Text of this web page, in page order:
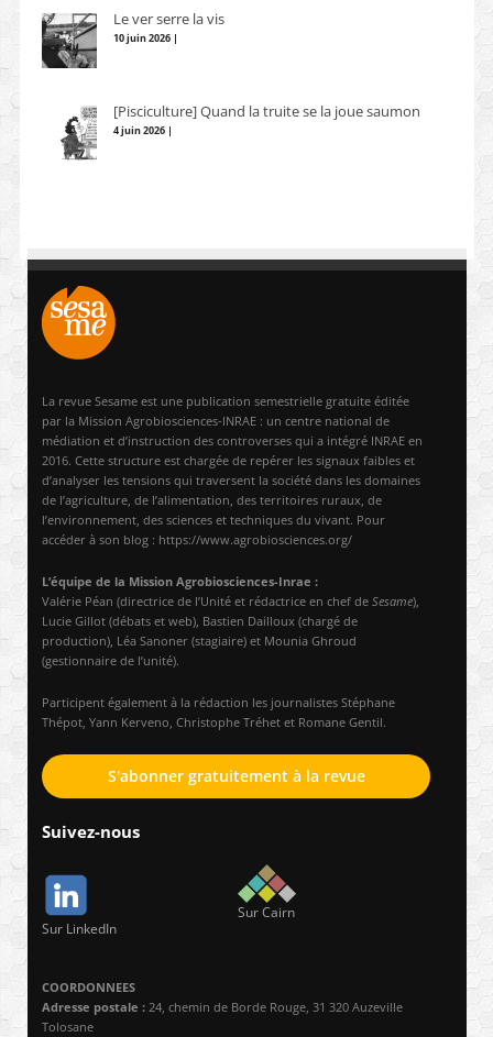
Le ver serre la vis
10 juin 2026 |
[Pisciculture] Quand la truite se la joue saumon
4 juin 2026 |
La revue Sesame est une publication semestrielle gratuite éditée
par la Mission Agrobiosciences-INRAE : un centre national de
médiation et d’instruction des controverses qui a intégré INRAE en
2016. Cette structure est chargée de repérer les signaux faibles et
d’analyser les tensions qui traversent la société dans les domaines
de l’agriculture, de l’alimentation, des territoires ruraux, de
l’environnement, des sciences et techniques du vivant. Pour
accéder à son blog : https://www.agrobiosciences.org/
L’équipe de la Mission Agrobiosciences-Inrae :
Valérie Péan (directrice de l’Unité et rédactrice en chef de Sesame),
Lucie Gillot (débats et web), Bastien Dailloux (chargé de
production), Léa Sanoner (stagiaire) et Mounia Ghroud
(gestionnaire de l’unité).
Participent également à la rédaction les journalistes Stéphane
Thépot, Yann Kerveno, Christophe Tréhet et Romane Gentil.
S'abonner gratuitement à la revue
Suivez-nous
Sur LinkedIn
Sur Cairn
COORDONNEES
Adresse postale : 24, chemin de Borde Rouge, 31 320 Auzeville
Tolosane